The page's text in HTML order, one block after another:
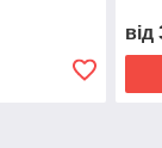
від